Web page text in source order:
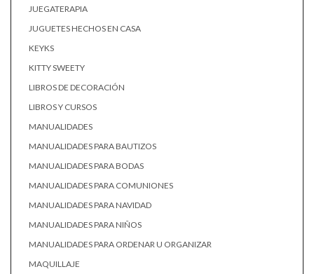
JUEGATERAPIA
JUGUETES HECHOS EN CASA
KEYKS
KITTY SWEETY
LIBROS DE DECORACIÓN
LIBROS Y CURSOS
MANUALIDADES
MANUALIDADES PARA BAUTIZOS
MANUALIDADES PARA BODAS
MANUALIDADES PARA COMUNIONES
MANUALIDADES PARA NAVIDAD
MANUALIDADES PARA NIÑOS
MANUALIDADES PARA ORDENAR U ORGANIZAR
MAQUILLAJE